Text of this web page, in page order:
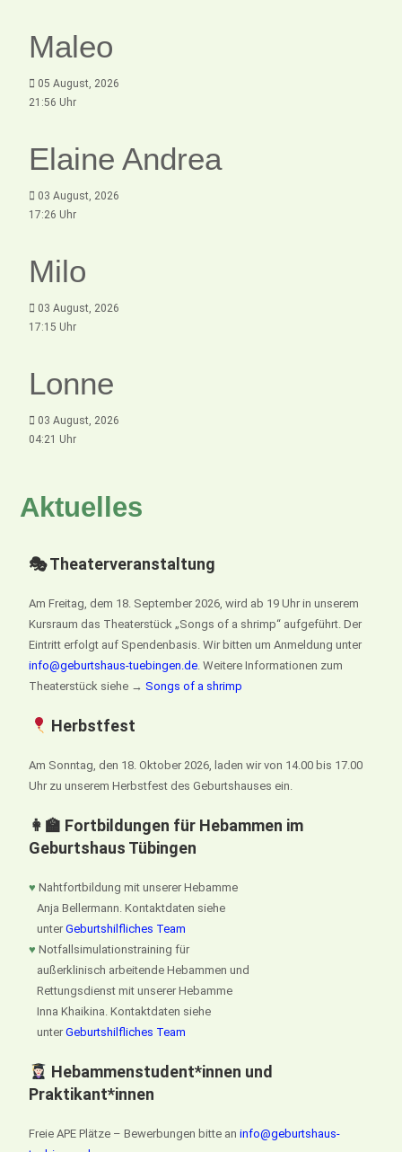
Maleo
05 August, 2026
21:56 Uhr
Elaine Andrea
03 August, 2026
17:26 Uhr
Milo
03 August, 2026
17:15 Uhr
Lonne
03 August, 2026
04:21 Uhr
Aktuelles
🎭 Theaterveranstaltung
Am Freitag, dem 18. September 2026, wird ab 19 Uhr in unserem
Kursraum das Theaterstück „Songs of a shrimp“ aufgeführt. Der
Eintritt erfolgt auf Spendenbasis. Wir bitten um Anmeldung unter
info@geburtshaus-tuebingen.de . Weitere Informationen zum
Theaterstück siehe →Songs of a shrimp
Herbstfest
Am Sonntag, den 18. Oktober 2026, laden wir von 14.00 bis 17.00
Uhr zu unserem Herbstfest des Geburtshauses ein.
👩‍🏫 Fortbildungen für Hebammen im
Geburtshaus Tübingen
♥ Nahtfortbildung mit unserer Hebamme
Anja Bellermann. Kontaktdaten siehe
unterGeburtshilfliches Team
♥ Notfallsimulationstraining für
außerklinisch arbeitende Hebammen und
Rettungsdienst mit unserer Hebamme
Inna Khaikina. Kontaktdaten siehe
unterGeburtshilfliches Team
Hebammenstudent*innen und
Praktikant*innen
Freie APE Plätze – Bewerbungen bitte aninfo@geburtshaus-